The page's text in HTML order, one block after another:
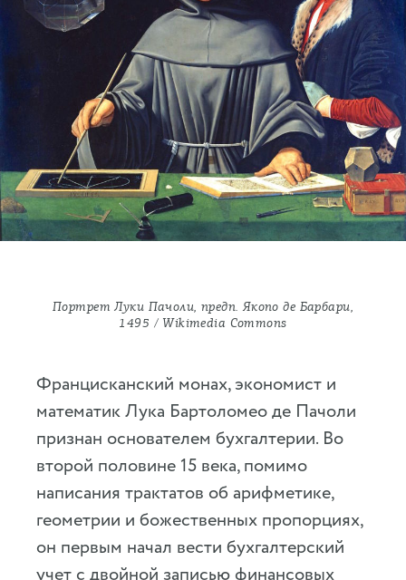
Портрет Луки Пачоли, предп. Якопо де Барбари,
1495 / Wikimedia Commons
Францисканский монах, экономист и
математик Лука Бартоломео де Пачоли
признан основателем бухгалтерии. Во
второй половине 15 века, помимо
написания трактатов об арифметике,
геометрии и божественных пропорциях,
он первым начал вести бухгалтерский